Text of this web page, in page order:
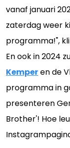
vanaf januari
zaterdag weer
programma!",
En ook in 2024
Kemperen de
programma in
presenteren
Brother'! Hoe